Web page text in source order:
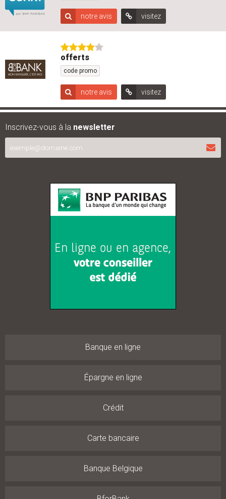
notre avis visitez
offerts
code promo
notre avis visitez
Inscrivez-vous à la newsletter
Banque en ligne
Épargne en ligne
Crédit
Carte bancaire
Banque Belgique